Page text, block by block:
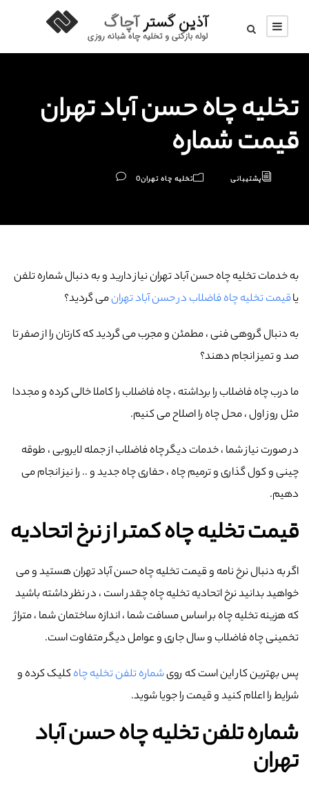
تخلیه چاه حسن آباد تهران
قیمت شماره
پشتیبانی تخلیه چاه تهران0
به خدمات تخلیه چاه حسن آباد تهران نیاز دارید و به دنبال شماره تلفن
یاقیمت تخلیه چاه فاضلاب در حسن آباد تهرانمی گردید؟
به دنبال گروهی فنی ، مطمئن و مجرب می گردید که کارتان را از صفر تا
صد و تمیز انجام دهند؟
ما درب چاه فاضلاب را برداشته ، چاه فاضلاب را کاملا خالی کرده و مجددا
مثل روز اول ، محل چاه را اصلاح می کنیم.
در صورت نیاز شما ، خدمات دیگر چاه فاضلاب از جمله لایروبی ، طوقه
چینی و کول گذاری و ترمیم چاه ، حفاری چاه جدید و .. را نیز انجام می
دهیم.
قیمت تخلیه چاه کمتر از نرخ اتحادیه
اگر به دنبال نرخ نامه و قیمت تخلیه چاه حسن آباد تهران هستید و می
خواهید بدانید نرخ اتحادیه تخلیه چاه چقدر است ، در نظر داشته باشید
که هزینه تخلیه چاه بر اساس مسافت شما ، اندازه ساختمان شما ، متراژ
تخمینی چاه فاضلاب و سال جاری و عوامل دیگر متفاوت است.
پس بهترین کار این است که رویشماره تلفن تخلیه چاهکلیک کرده و
شرایط را اعلام کنید و قیمت را جویا شوید.
شماره تلفن تخلیه چاه حسن آباد
تهران